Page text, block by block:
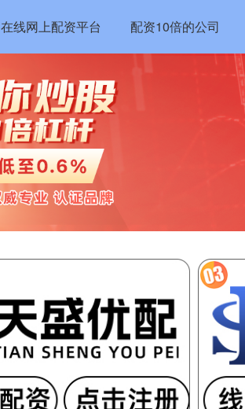
在线网上配资平台 配资10倍的公司